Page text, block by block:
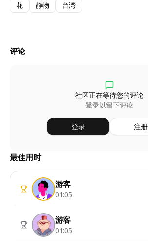
花
静物 台湾
评论
社区正在等待您的评论
登录以留下评论
登录 注册
最佳用时
游客
01:05
游客
01:05